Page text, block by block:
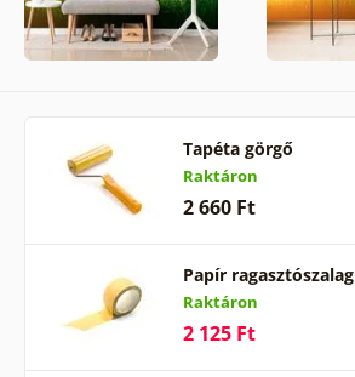
Tapéta görgő
Raktáron
2 660 Ft
Papír ragasztószalag
Raktáron
2 125 Ft